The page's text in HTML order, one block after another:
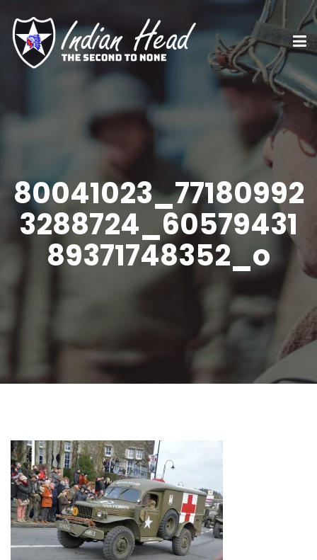
80041023_77180992
3288724_60579431
89371748352_o